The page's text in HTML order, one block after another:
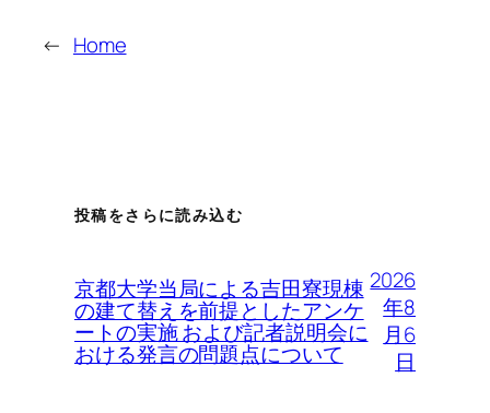
← Home
投稿をさらに読み込む
京都大学当局による吉田寮現棟
の建て替えを前提としたアンケ
ートの実施 および記者説明会に
おける発言の問題点について
2026
年8
月6
日